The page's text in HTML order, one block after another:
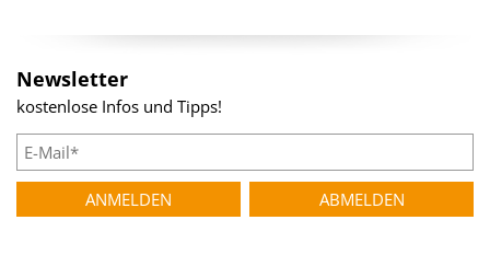
Newsletter
kostenlose Infos und Tipps!